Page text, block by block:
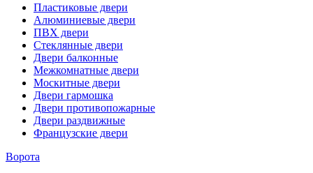
Пластиковые двери
Алюминиевые двери
ПВХ двери
Стеклянные двери
Двери балконные
Межкомнатные двери
Москитные двери
Двери гармошка
Двери противопожарные
Двери раздвижные
Французские двери
Ворота